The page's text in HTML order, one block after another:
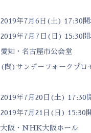
2019年7月6日(土) 17:30
2019年7月7日(日) 15:30
愛知・名古屋市公会堂
(問)サンデーフォークプロ
2019年7月20日(土) 17:30
2019年7月21日(日) 15:30
大阪・NHK大阪ホール